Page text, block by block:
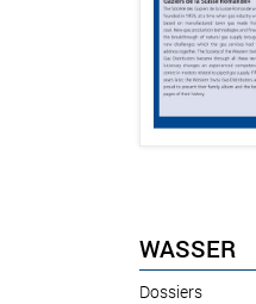
WASSER
Dossiers